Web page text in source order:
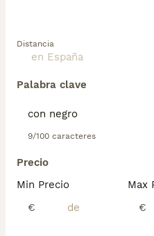
Distancia
Palabra clave
9/100 caracteres
Precio
Min Precio
€
Max
€